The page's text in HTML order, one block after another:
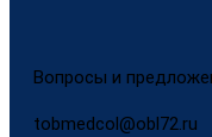
Вопросы и
tobmedcol@obl72.ru